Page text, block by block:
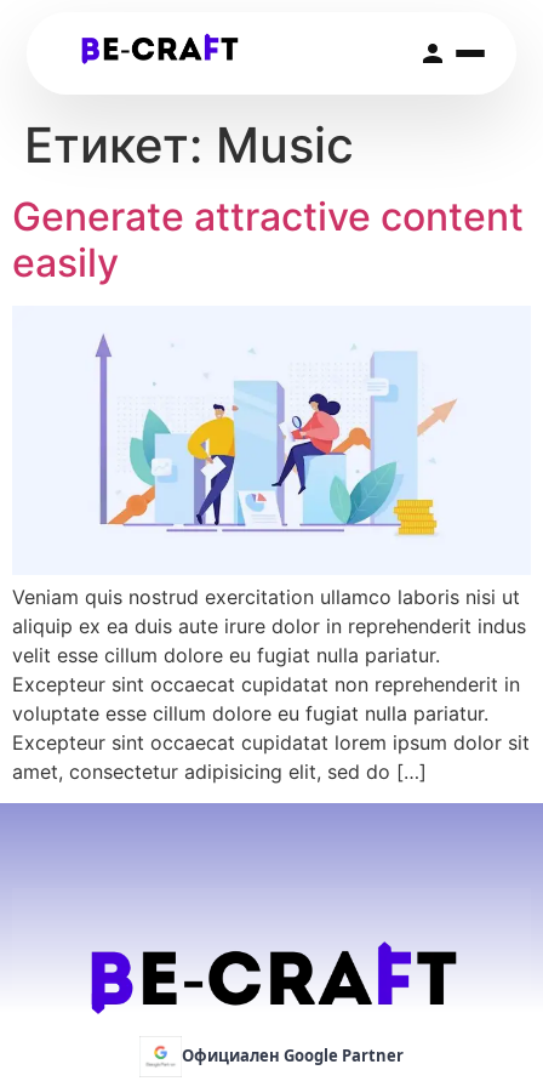
Етикет: Music
Generate attractive content
easily
Veniam quis nostrud exercitation ullamco laboris nisi ut
aliquip ex ea duis aute irure dolor in reprehenderit indus
velit esse cillum dolore eu fugiat nulla pariatur.
Excepteur sint occaecat cupidatat non reprehenderit in
voluptate esse cillum dolore eu fugiat nulla pariatur.
Excepteur sint occaecat cupidatat lorem ipsum dolor sit
amet, consectetur adipisicing elit, sed do […]
Официален Google Partner